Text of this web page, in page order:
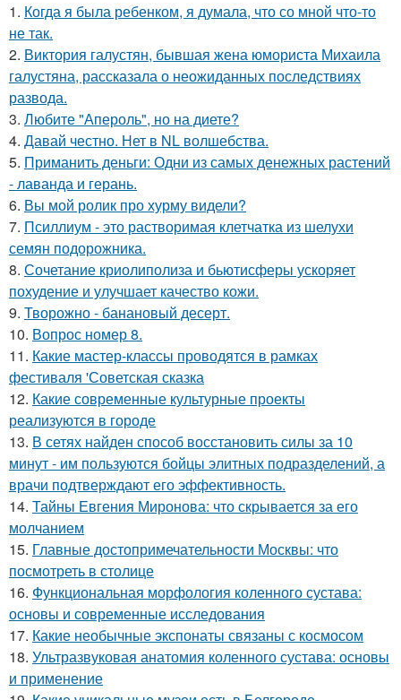
1. Когда я была ребенком, я думала, что со мной что-то
не так.
2. Виктория галустян, бывшая жена юмориста Михаила
галустяна, рассказала о неожиданных последствиях
развода.
3. Любите "Апероль", но на диете?
4. Давай честно. Нет в NL волшебства.
5. Приманить деньги: Одни из самых денежных растений
- лаванда и герань.
6. Вы мой ролик про хурму видели?
7. Псиллиум - это растворимая клетчатка из шелухи
семян подорожника.
8. Сочетание криолиполиза и бьютисферы ускоряет
похудение и улучшает качество кожи.
9. Творожно - банановый десерт.
10. Вопрос номер 8.
11. Какие мастер-классы проводятся в рамках
фестиваля 'Советская сказка
12. Какие современные культурные проекты
реализуются в городе
13. В сетях найден способ восстановить силы за 10
минут - им пользуются бойцы элитных подразделений, а
врачи подтверждают его эффективность.
14. Тайны Евгения Миронова: что скрывается за его
молчанием
15. Главные достопримечательности Москвы: что
посмотреть в столице
16. Функциональная морфология коленного сустава:
основы и современные исследования
17. Какие необычные экспонаты связаны с космосом
18. Ультразвуковая анатомия коленного сустава: основы
и применение